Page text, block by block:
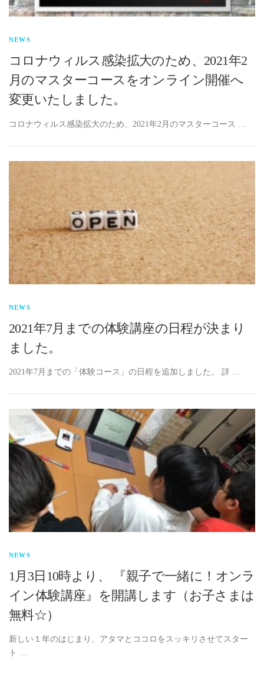
NEWS
コロナウィルス感染拡大のため、2021年2
月のマスターコースをオンライン開催へ
変更いたしました。
コロナウィルス感染拡大のため、2021年2月のマスターコース …
NEWS
2021年7月までの体験講座の日程が決まり
ました。
2021年7月までの「体験コース」の日程を追加しました。 詳 …
NEWS
1月3日10時より、 『親子で一緒に！オンラ
イン体験講座』を開講します（お子さまは
無料☆）
新しい１年のはじまり、アタマとココロをスッキリさせてスター
ト …